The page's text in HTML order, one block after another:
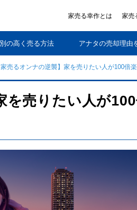
家売る幸作とは 家売
の高く売る方法 アナタの売却理由
家売るオンナの逆襲】家を売りたい人が100倍
を売りたい人が